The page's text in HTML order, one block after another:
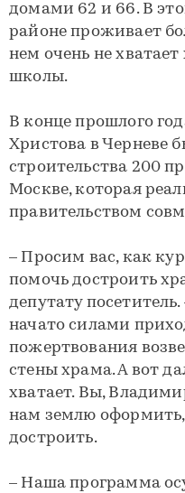
домами 62 и 66. В
районе проживает
нем очень не
школы.
В конце прошлого
Христова в Черневе
строительства 200
Москве, которая
правительством
– Просим вас, как
помочь достроить
депутату
начато силами
пожертвования
стены храма. А вот
хватает. Вы,
нам землю оформить,
достроить.
– Наша программа